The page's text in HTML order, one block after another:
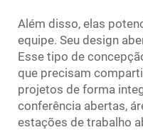
Além disso, elas
equipe. Seu design
Esse tipo de
que precisam
projetos de forma
conferência abertas,
estações de trabalho